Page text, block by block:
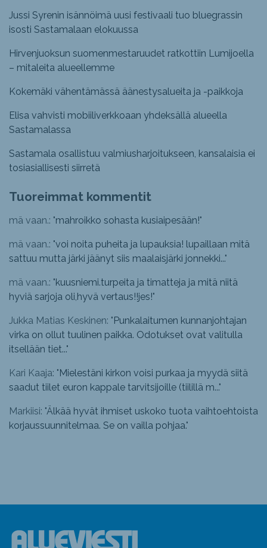
Jussi Syrenin isännöimä uusi festivaali tuo bluegrassin
isosti Sastamalaan elokuussa
Hirvenjuoksun suomenmestaruudet ratkottiin Lumijoella
– mitaleita alueellemme
Kokemäki vähentämässä äänestysalueita ja -paikkoja
Elisa vahvisti mobiiliverkkoaan yhdeksällä alueella
Sastamalassa
Sastamala osallistuu valmiusharjoitukseen, kansalaisia ei
tosiasiallisesti siirretä
Tuoreimmat kommentit
mä vaan.: "mahroikko sohasta kusiaipesään!"
mä vaan.: "voi noita puheita ja lupauksia! lupaillaan mitä
sattuu mutta järki jäänyt siis maalaisjärki jonnekki..."
mä vaan.: "kuusniemi.turpeita ja timatteja ja mitä niitä
hyviä sarjoja oli,hyvä vertaus!!jes!"
Jukka Matias Keskinen: " Punkalaitumen kunnanjohtajan
virka on ollut tuulinen paikka. Odotukset ovat valitulla
itsellään tiet..."
Kari Kaaja: " Mielestäni kirkon voisi purkaa ja myydä siitä
saadut tiilet euron kappale tarvitsijoille (tiilillä m..."
Markiisi: "Älkää hyvät ihmiset uskoko tuota vaihtoehtoista
korjaussuunnitelmaa. Se on vailla pohjaa."